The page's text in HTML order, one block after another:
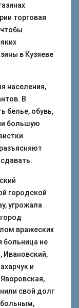
торговая
в Кузяеве
населения,
В
белье, обувь,
большую
городской
угрожала
вражеских
больница не
Ивановский,
и
свой долг